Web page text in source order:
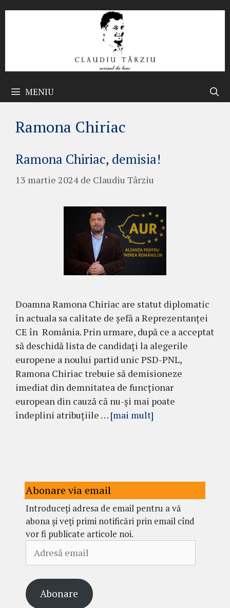
MENIU
Ramona Chiriac
Ramona Chiriac, demisia!
13 martie 2024 de Claudiu Târziu
Doamna Ramona Chiriac are statut diplomatic
în actuala sa calitate de șefă a Reprezentanței
CE în România. Prin urmare, după ce a acceptat
să deschidă lista de candidați la alegerile
europene a noului partid unic PSD-PNL,
Ramona Chiriac trebuie să demisioneze
imediat din demnitatea de funcționar
european din cauză că nu-și mai poate
îndeplini atribuțiile … [mai mult]
Abonare via email
Introduceți adresa de email pentru a vă
abona și veți primi notificări prin email cînd
vor fi publicate articole noi.
email
Abonare